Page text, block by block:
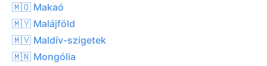
🇲🇴 Makaó
🇲🇾 Malájföld
🇲🇻 Maldív-szigetek
🇲🇳 Mongólia